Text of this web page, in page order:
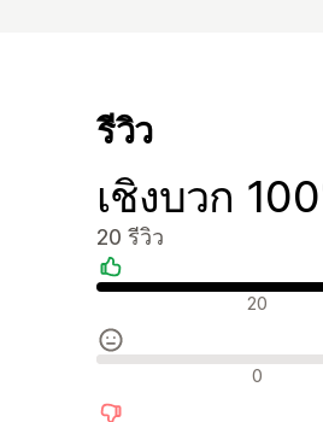
รีวิว
เชิงบวก
20 รีวิว
รีวิวเชิงบวก 20
รีวิวที่เป็นกลาง 0